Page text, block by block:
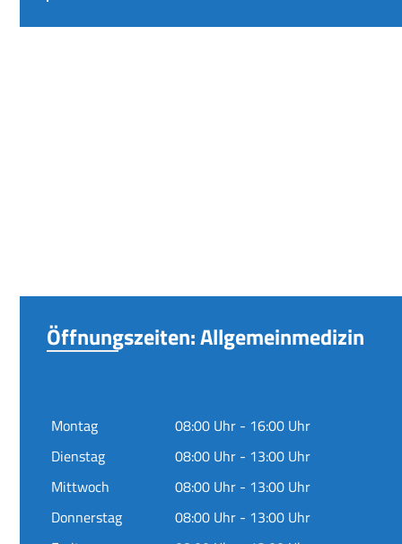
Öffnungszeiten: Allgemeinmedizin
Montag
08:00 Uhr - 16:00 Uhr
Dienstag
08:00 Uhr - 13:00 Uhr
Mittwoch
08:00 Uhr - 13:00 Uhr
Donnerstag
08:00 Uhr - 13:00 Uhr